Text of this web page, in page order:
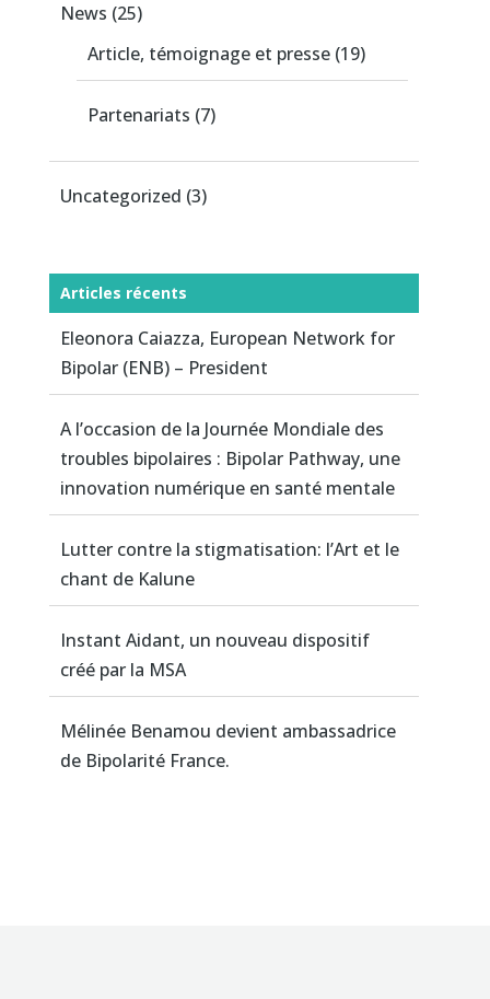
News (25)
Article, témoignage et presse(19)
Partenariats (7)
Uncategorized (3)
Articles récents
Eleonora Caiazza, European Network for
Bipolar (ENB) – President
A l’occasion de la Journée Mondiale des
troubles bipolaires : Bipolar Pathway, une
innovation numérique en santé mentale
Lutter contre la stigmatisation: l’Art et le
chant de Kalune
Instant Aidant, un nouveau dispositif
créé par la MSA
Mélinée Benamou devient ambassadrice
de Bipolarité France.